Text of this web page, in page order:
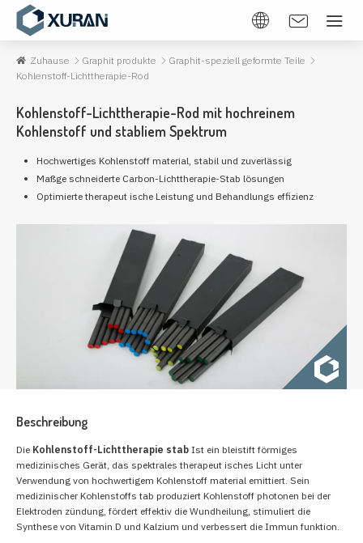
Zuhause Graphit produkte
Graphit-speziell geformte Teile
Kohlenstoff-Lichttherapie-Rod
Kohlenstoff-Lichttherapie-Rod mit hochreinem
Kohlenstoff und stabliem Spektrum
Hochwertiges Kohlenstoff material, stabil und zuverlässig
Maßge schneiderte Carbon-Lichttherapie-Stab lösungen
Optimierte therapeut ische Leistung und Behandlungs effizienz
Beschreibung
Die Kohlenstoff-Lichttherapie stab Ist ein bleistift förmiges
medizinisches Gerät, das spektrales therapeut isches Licht unter
Verwendung von hochwertigem Kohlenstoff material emittiert. Sein
medizinischer Kohlenstoffs tab produziert Kohlenstoff photonen bei der
Elektroden zündung, fördert effektiv die Wundheilung, stimuliert die
Synthese von Vitamin D und Kalzium und verbessert die Immun funktion.